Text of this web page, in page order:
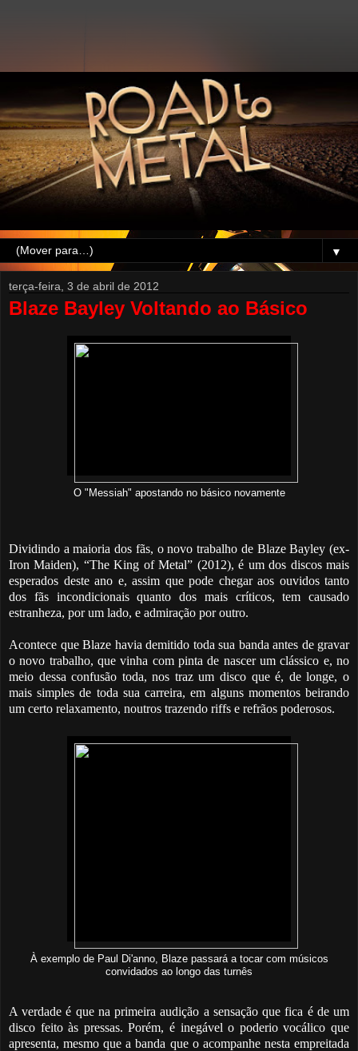
▼
terça-feira, 3 de abril de 2012
Blaze Bayley Voltando ao Básico
O "Messiah" apostando no básico novamente
Dividindo a maioria dos fãs, o novo trabalho de Blaze Bayley (ex-
Iron Maiden), “The King of Metal” (2012), é um dos discos mais
esperados deste ano e, assim que pode chegar aos ouvidos tanto
dos fãs incondicionais quanto dos mais críticos, tem causado
estranheza, por um lado, e admiração por outro.
Acontece que Blaze havia demitido toda sua banda antes de gravar
o novo trabalho, que vinha com pinta de nascer um clássico e, no
meio dessa confusão toda, nos traz um disco que é, de longe, o
mais simples de toda sua carreira, em alguns momentos beirando
um certo relaxamento, noutros trazendo riffs e refrãos poderosos.
À exemplo de Paul Di'anno, Blaze passará a tocar com músicos
convidados ao longo das turnês
A verdade é que na primeira audição a sensação que fica é de um
disco feito às pressas. Porém, é inegável o poderio vocálico que
apresenta, mesmo que a banda que o acompanhe nesta empreitada